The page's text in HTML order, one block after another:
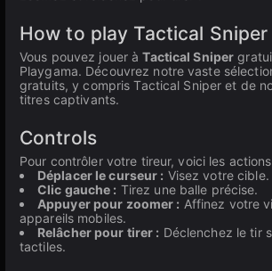
How to play Tactical
Vous pouvez jouer àTactical Sniper
Playgama. Découvrez notre vaste
gratuits, y compris Tactical Sniper et de
titres captivants.
Controls
Pour contrôler votre tireur, voici les
Déplacer le curseur : Visez votre cible.
Clic gauche : Tirez une balle précise.
Appuyer pour zoomer : Affinez votre
appareils mobiles.
Relâcher pour tirer : Déclenchez le tir
tactiles.